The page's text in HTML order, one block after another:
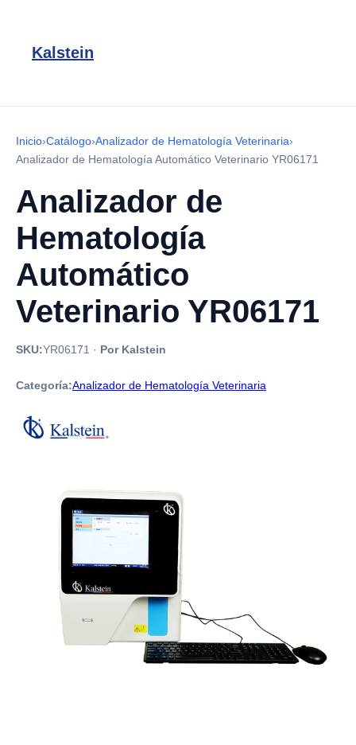
Kalstein
Inicio›Catálogo›Analizador de Hematología Veterinaria›
Analizador de Hematología Automático Veterinario YR06171
Analizador de
Hematología
Automático
Veterinario YR06171
SKU:YR06171 · Por Kalstein
Categoría:Analizador de Hematología Veterinaria